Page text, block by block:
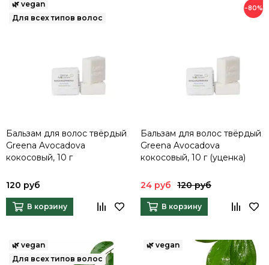
Бальзам для волос твёрдый
Greena Avocadova
кокосовый, 10 г
120 руб
В корзину
−80%
Бальзам для волос твёрдый
Greena Avocadova
кокосовый, 10 г (уценка)
24 руб 120 руб
В корзину